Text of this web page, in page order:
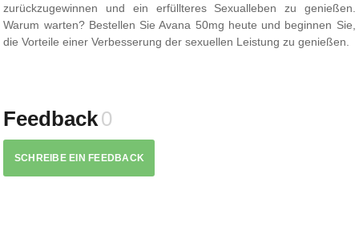
zurückzugewinnen und ein erfüllteres Sexualleben zu genießen.
Warum warten? Bestellen Sie Avana 50mg heute und beginnen Sie,
die Vorteile einer Verbesserung der sexuellen Leistung zu genießen.
Feedback0
SCHREIBE EIN FEEDBACK